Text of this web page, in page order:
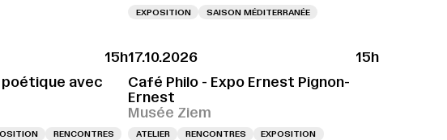
EXPOSITION SAISON MÉDITERRANÉE
À 11H VERNISSAGE LE 10.10.2026 À 11H VERNISSAGE LE 10.10.2026 À 11H
15h
avec
RENCONTRES
17.10.2026
15h
Café Philo - Expo Ernest Pignon-
Ernest
Musée Ziem
ATELIER RENCONTRES EXPOSITION